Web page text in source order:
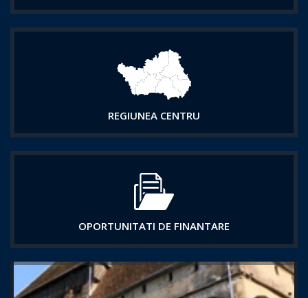
REGIUNEA CENTRU
OPORTUNITATI DE FINANTARE